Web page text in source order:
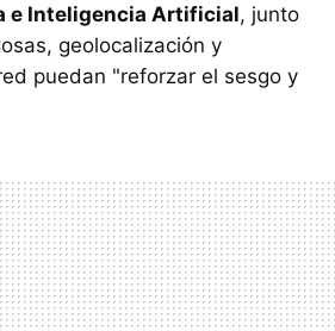
e Inteligencia Artificial, junto
geolocalización y
puedan "reforzar el sesgo y